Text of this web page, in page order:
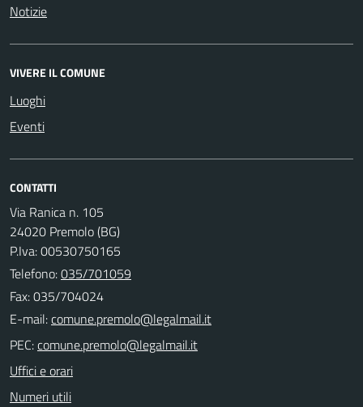
Notizie
VIVERE IL COMUNE
Luoghi
Eventi
CONTATTI
Via Ranica n. 105
24020 Premolo (BG)
P.Iva: 00530750165
Telefono:035/701059
Fax: 035/704024
E-mail:
PEC:
Uffici e orari
Numeri utili